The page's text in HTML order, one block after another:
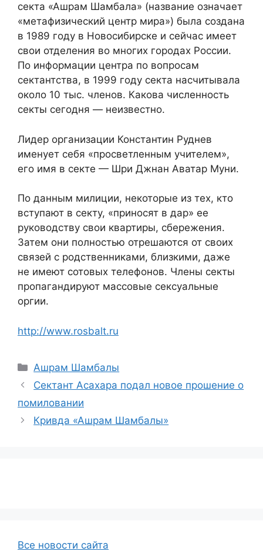
секта «Ашрам Шамбала» (название означает
«метафизический центр мира») была создана
в 1989 году в Новосибирске и сейчас имеет
свои отделения во многих городах России.
По информации центра по вопросам
сектантства, в 1999 году секта насчитывала
около 10 тыс. членов. Какова численность
секты сегодня — неизвестно.
Лидер организации Константин Руднев
именует себя «просветленным учителем»,
его имя в секте — Шри Джнан Аватар Муни.
По данным милиции, некоторые из тех, кто
вступают в секту, «приносят в дар» ее
руководству свои квартиры, сбережения.
Затем они полностью отрешаются от своих
связей с родственниками, близкими, даже
не имеют сотовых телефонов. Члены секты
пропагандируют массовые сексуальные
оргии.
http://www.rosbalt.ru
Рубрики
Ашрам Шамбалы
Сектант Асахара подал новое прошение о
помиловании
Кривда «Ашрам Шамбалы»
Все новости сайта